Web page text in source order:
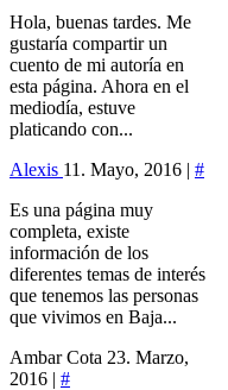
Hola, buenas tardes. Me
gustaría compartir un
cuento de mi autoría en
esta página. Ahora en el
mediodía, estuve
platicando con...
Alexis 11. Mayo, 2016 | #
Es una página muy
completa, existe
información de los
diferentes temas de interés
que tenemos las personas
que vivimos en Baja...
Ambar Cota 23. Marzo,
2016 | #